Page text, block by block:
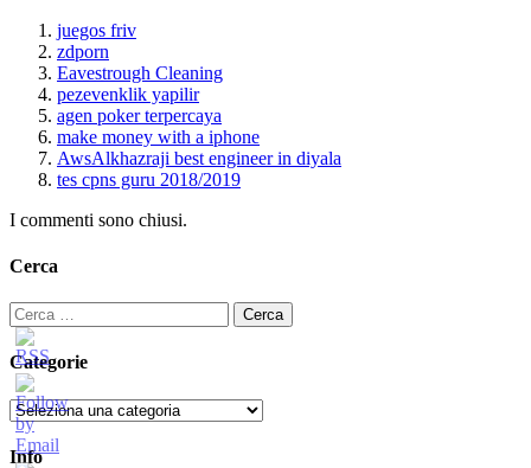
juegos friv
zdporn
Eavestrough Cleaning
pezevenklik yapilir
agen poker terpercaya
make money with a iphone
AwsAlkhazraji best engineer in diyala
tes cpns guru 2018/2019
I commenti sono chiusi.
Cerca
Ricerca
per:
Categorie
Categorie
Info